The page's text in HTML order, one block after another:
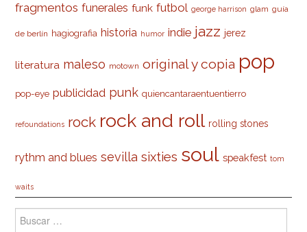
fragmentos funerales funk futbol george harrison glam guía
de berlín hagiografia historia humor indie jazz jerez
literatura maleso motown original y copia pop
pop-eye publicidad punk quiencantaraentuentierro
refoundations rock rock and roll rolling stones
rythm and blues sevilla sixties soul speakfest tom
waits
Buscar: